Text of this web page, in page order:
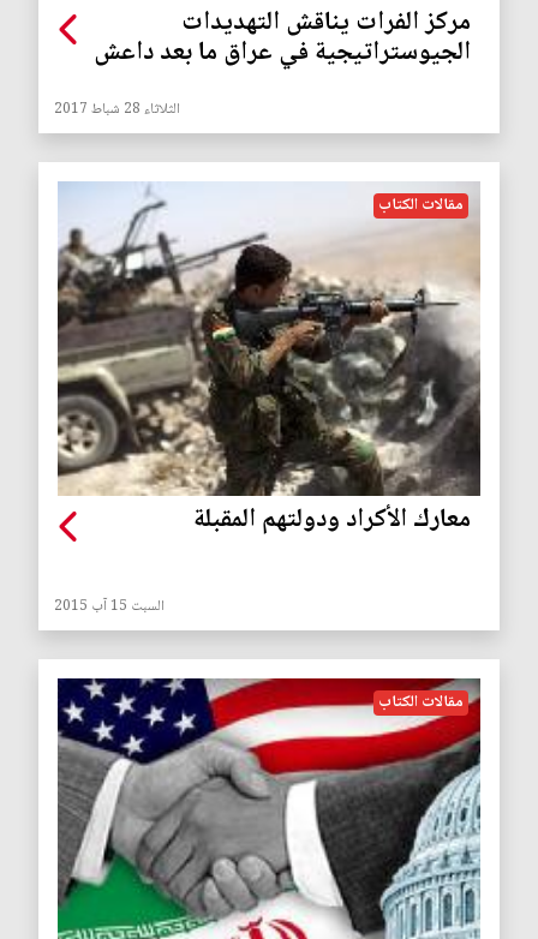
مركز الفرات يناقش التهديدات
الجيوستراتيجية في عراق ما بعد داعش
الثلاثاء 28 شباط 2017
مقالات الكتاب
معارك الأكراد ودولتهم المقبلة
السبت 15 آب 2015
مقالات الكتاب